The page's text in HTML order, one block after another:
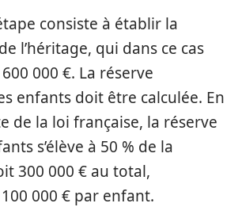
consiste à établir la
l’héritage, qui dans ce cas
000 €. La réserve
enfants doit être calculée. En
de la loi française, la réserve
s’élève à 50 % de la
300 000 € au total,
000 € par enfant.